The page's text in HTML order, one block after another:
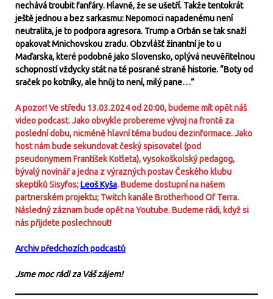
nechává troubit fanfáry. Hlavně, že se ušetří. Takže tentokrát
ještě jednou a bez sarkasmu: Nepomoci napadenému není
neutralita, je to podpora agresora. Trump a Orbán se tak snaží
opakovat Mnichovskou zradu. Obzvlášť žinantní je to u
Maďarska, které podobně jako Slovensko, oplývá neuvěřitelnou
schopností vždycky stát na té posrané straně historie. “Boty od
sraček po kotníky, ale hnůj to není, milý pane…”
A pozor! Ve středu 13.03.2024 od 20:00, budeme mít opět náš
video podcast. Jako obvykle probereme vývoj na frontě za
poslední dobu, nicméně hlavní téma budou dezinformace. Jako
host nám bude sekundovat český spisovatel (pod
pseudonymem František Kotleta), vysokoškolský pedagog,
bývalý novinář a jedna z výrazných postav Českého klubu
skeptiků Sisyfos;Leoš Kyša. Budeme dostupní na našem
partnerském projektu; Twitch kanále Brotherhood Of Terra.
Následný záznam bude opět na Youtube. Budeme rádi, když si
nás přijdete poslechnout!
Archiv předchozích podcastů
Jsme moc rádi za Váš zájem!